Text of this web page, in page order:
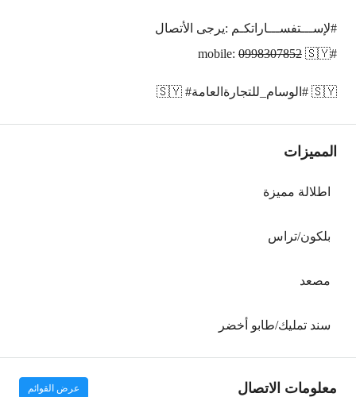
#لإســـتفســـاراتكـم :يرجى الأتصال
#mobile:
0998307852 🇸🇾
🇸🇾 #الوسام_للتجارةالعامة# 🇸🇾
المميزات
اطلالة مميزة
بلكون/تراس
مصعد
سند تمليك/طابو أخضر
معلومات الاتصال عرض القوائم